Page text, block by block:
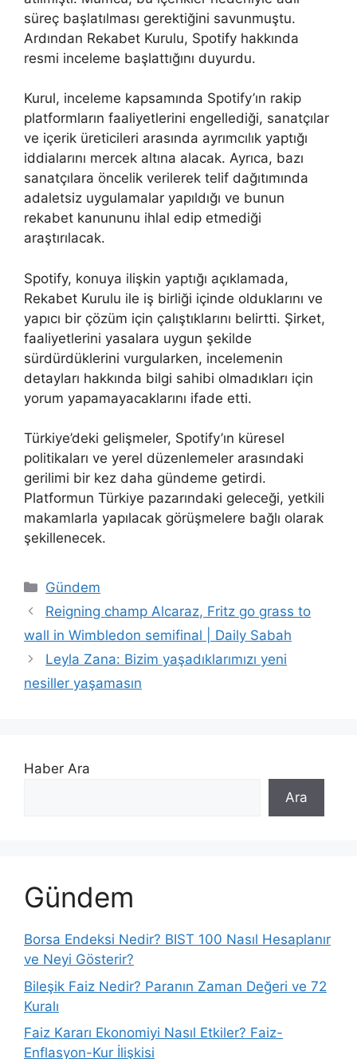
süreç başlatılması gerektiğini savunmuştu.
Ardından Rekabet Kurulu, Spotify hakkında
resmi inceleme başlattığını duyurdu.
Kurul, inceleme kapsamında Spotify’ın rakip
platformların faaliyetlerini engellediği, sanatçılar
ve içerik üreticileri arasında ayrımcılık yaptığı
iddialarını mercek altına alacak. Ayrıca, bazı
sanatçılara öncelik verilerek telif dağıtımında
adaletsiz uygulamalar yapıldığı ve bunun
rekabet kanununu ihlal edip etmediği
araştırılacak.
Spotify, konuya ilişkin yaptığı açıklamada,
Rekabet Kurulu ile iş birliği içinde olduklarını ve
yapıcı bir çözüm için çalıştıklarını belirtti. Şirket,
faaliyetlerini yasalara uygun şekilde
sürdürdüklerini vurgularken, incelemenin
detayları hakkında bilgi sahibi olmadıkları için
yorum yapamayacaklarını ifade etti.
Türkiye’deki gelişmeler, Spotify’ın küresel
politikaları ve yerel düzenlemeler arasındaki
gerilimi bir kez daha gündeme getirdi.
Platformun Türkiye pazarındaki geleceği, yetkili
makamlarla yapılacak görüşmelere bağlı olarak
şekillenecek.
Kategoriler
Gündem
Reigning champ Alcaraz, Fritz go grass to
wall in Wimbledon semifinal | Daily Sabah
Leyla Zana: Bizim yaşadıklarımızı yeni
nesiller yaşamasın
Haber Ara
Ara
Gündem
Borsa Endeksi Nedir? BIST 100 Nasıl Hesaplanır
ve Neyi Gösterir?
Bileşik Faiz Nedir? Paranın Zaman Değeri ve 72
Kuralı
Faiz Kararı Ekonomiyi Nasıl Etkiler? Faiz-
Enflasyon-Kur İlişkisi